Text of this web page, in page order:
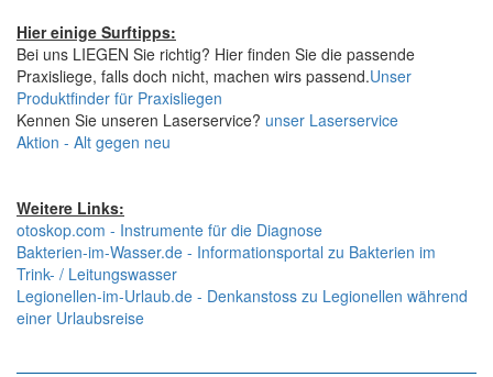
Hier einige Surftipps:
Bei uns LIEGEN Sie richtig? Hier finden Sie die passende
Praxisliege, falls doch nicht, machen wirs passend.Unser
Produktfinder für Praxisliegen
Kennen Sie unseren Laserservice? unser Laserservice
Aktion - Alt gegen neu
Weitere Links:
otoskop.com - Instrumente für die Diagnose
Bakterien-im-Wasser.de - Informationsportal zu Bakterien im
Trink- / Leitungswasser
Legionellen-im-Urlaub.de - Denkanstoss zu Legionellen während
einer Urlaubsreise